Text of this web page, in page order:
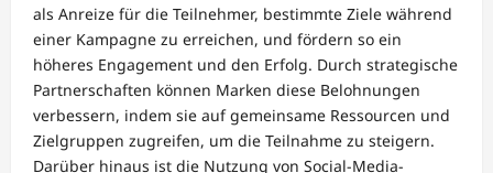
als Anreize für die Teilnehmer, bestimmte Ziele während
einer Kampagne zu erreichen, und fördern so ein
höheres Engagement und den Erfolg. Durch strategische
Partnerschaften können Marken diese Belohnungen
verbessern, indem sie auf gemeinsame Ressourcen und
Zielgruppen zugreifen, um die Teilnahme zu steigern.
Darüber hinaus ist die Nutzung von Social-Media-